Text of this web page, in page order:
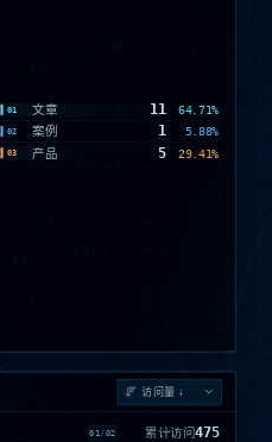
01 文章 11 64.71%
02 案例 1 5.88%
03 产品 5 29.41%
02 /02 累计访问475